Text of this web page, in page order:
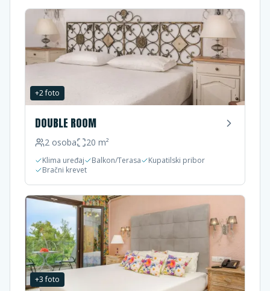
+2foto
DOUBLE ROOM
2 osoba 20 m²
Klima uređaj Balkon/Terasa
Kupatilski pribor
Bračni krevet
+3foto